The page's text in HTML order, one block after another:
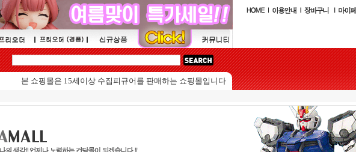
본 쇼핑몰은 15세이상 수집피규어를 판매하는 쇼핑몰입니다.